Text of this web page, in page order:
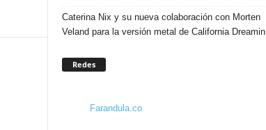
Caterina Nix y su nueva colaboración con Morten
Veland para la versión metal de California Dreamin
Redes
Farandula.co